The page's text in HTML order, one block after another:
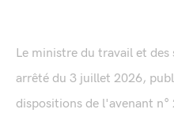
Le ministre du travail et
arrêté du 3 juillet 2026,
dispositions de l'avenant